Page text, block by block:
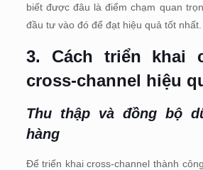
biết được đâu là điểm chạm quan
đầu tư vào đó để đạt hiệu quả tốt nhất.
3. Cách triển khai
cross-channel hiệu
Thu thập và đồng bộ
hàng
Để triển khai cross-channel thành